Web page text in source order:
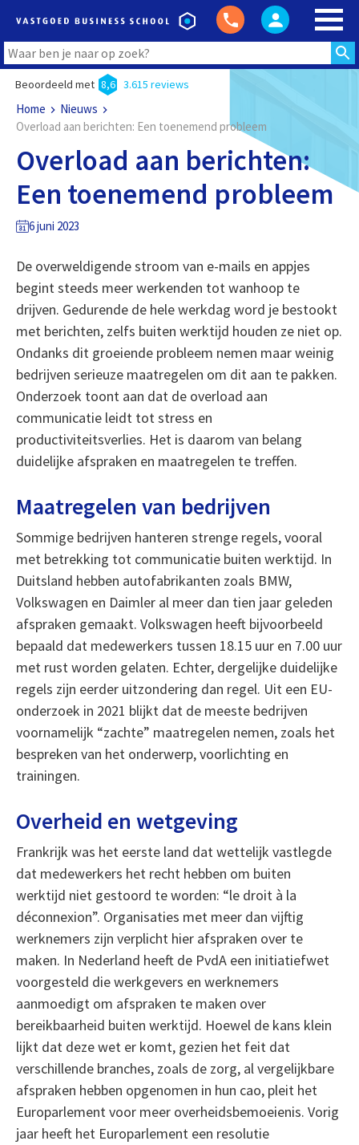
Beoordeeld met 8,6 3.615 reviews
Home
Nieuws
Overload aan berichten: Een toenemend probleem
Overload aan berichten:
Een toenemend probleem
6 juni 2023
De overweldigende stroom van e-mails en appjes
begint steeds meer werkenden tot wanhoop te
drijven. Gedurende de hele werkdag word je bestookt
met berichten, zelfs buiten werktijd houden ze niet op.
Ondanks dit groeiende probleem nemen maar weinig
bedrijven serieuze maatregelen om dit aan te pakken.
Onderzoek toont aan dat de overload aan
communicatie leidt tot stress en
productiviteitsverlies. Het is daarom van belang
duidelijke afspraken en maatregelen te treffen.
Maatregelen van bedrijven
Sommige bedrijven hanteren strenge regels, vooral
met betrekking tot communicatie buiten werktijd. In
Duitsland hebben autofabrikanten zoals BMW,
Volkswagen en Daimler al meer dan tien jaar geleden
afspraken gemaakt. Volkswagen heeft bijvoorbeeld
bepaald dat medewerkers tussen 18.15 uur en 7.00 uur
met rust worden gelaten. Echter, dergelijke duidelijke
regels zijn eerder uitzondering dan regel. Uit een EU-
onderzoek in 2021 blijkt dat de meeste bedrijven
voornamelijk “zachte” maatregelen nemen, zoals het
bespreken van het onderwerp, voorlichting en
trainingen.
Overheid en wetgeving
Frankrijk was het eerste land dat wettelijk vastlegde
dat medewerkers het recht hebben om buiten
werktijd niet gestoord te worden: “le droit à la
déconnexion”. Organisaties met meer dan vijftig
werknemers zijn verplicht hier afspraken over te
maken. In Nederland heeft de PvdA een initiatiefwet
voorgesteld die werkgevers en werknemers
aanmoedigt om afspraken te maken over
bereikbaarheid buiten werktijd. Hoewel de kans klein
lijkt dat deze wet er komt, gezien het feit dat
verschillende branches, zoals de zorg, al vergelijkbare
afspraken hebben opgenomen in hun cao, pleit het
Europarlement voor meer overheidsbemoeienis. Vorig
jaar heeft het Europarlement een resolutie